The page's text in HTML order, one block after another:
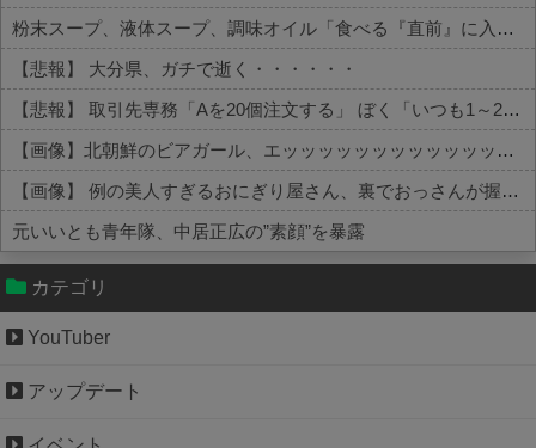
粉末スープ、液体スープ、調味オイル「食べる『直前』に入れてください！！」
【悲報】 大分県、ガチで逝く・・・・・・
【悲報】 取引先専務「Aを20個注文する」 ぼく「いつも1～2個しか使わないけど本当に20であってる？」 取専「あってる」→結果『こう』なったんだが...
【画像】北朝鮮のビアガール、エッッッッッッッッッッッッッッッッッ！
【画像】 例の美人すぎるおにぎり屋さん、裏でおっさんが握っていたｗｗｗｗｗｗｗｗｗｗｗｗｗｗｗｗｗ
元いいとも青年隊、中居正広の”素顔”を暴露
Powered by livedoor 相互RSS
カテゴリ
YouTuber
アップデート